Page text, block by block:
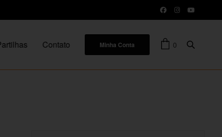
Contato Minha Conta 0